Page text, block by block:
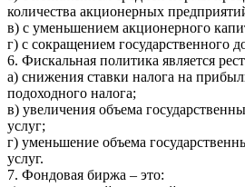
количества акционерных
в) с уменьшением акционерного
г) с сокращением государственного
6. Фискальная политика является
а) снижения ставки налога на
подоходного налога;
в) увеличения объема
услуг;
г) уменьшение объема
услуг.
7. Фондовая биржа – это: